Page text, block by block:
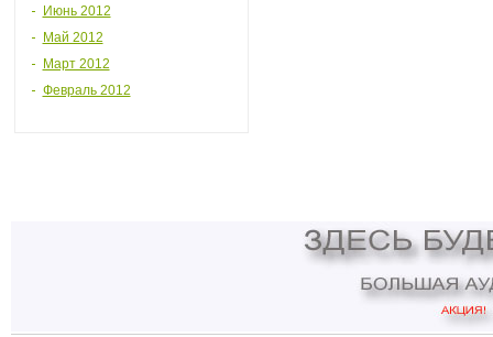
Июнь 2012
Май 2012
Март 2012
Февраль 2012